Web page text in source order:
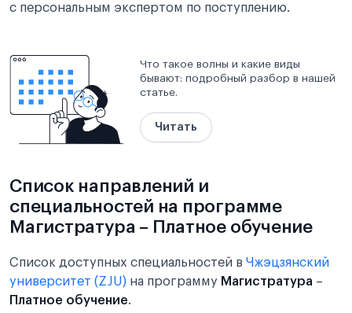
с персональным экспертом по поступлению.
Что такое волны и какие виды
бывают: подробный разбор в нашей
статье.
Читать
Список направлений и
специальностей на программе
Магистратура – Платное обучение
Список доступных специальностей в Чжэцзянский
университет (ZJU) на программу Магистратура –
Платное обучение.